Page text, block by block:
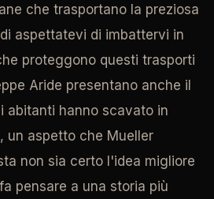
che trasportano la preziosa
aspettatevi di imbattervi in
proteggono questi trasporti
Aride presentano anche il
abitanti hanno scavato in
un aspetto che Mueller
non sia certo l'idea migliore
pensare a una storia più